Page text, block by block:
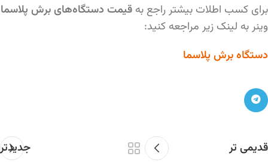
برای کسب اطلات بیشتر راجع به قیمت دستگاه‌های برش پلاسما
وینر به لینک زیر مراجعه کنید:
دستگاه برش پلاسما
جدیدتر قدیمی تر